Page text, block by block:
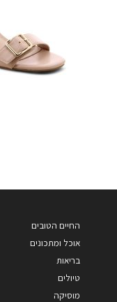
החיים הטובים
אוכל ומתכונים
בריאות
טיולים
מוסיקה